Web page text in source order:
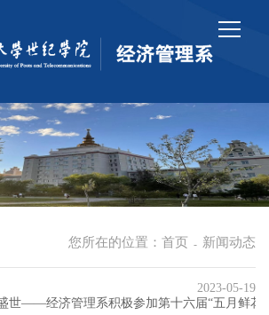
您所在的位置： 首页 - 新闻动态
2023-05-19
世——经济管理系积极参加第十六届“五月鲜花